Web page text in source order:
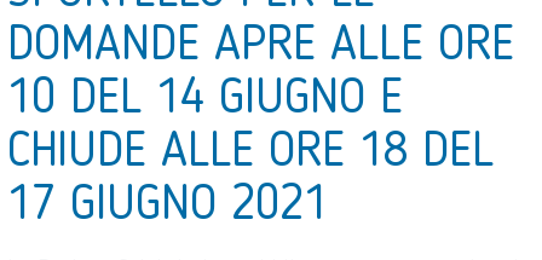
DOMANDE APRE ALLE ORE
10 DEL 14 GIUGNO E
CHIUDE ALLE ORE 18 DEL
17 GIUGNO 2021